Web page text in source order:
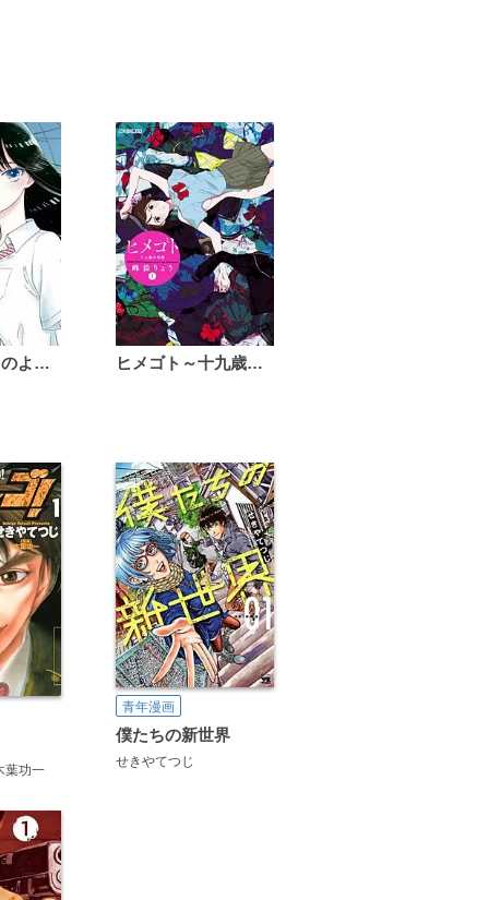
恋は雨上がりのように ヒメゴト～十九歳の制服～
葉功一
青年漫画
僕たちの新世界
せきやてつじ